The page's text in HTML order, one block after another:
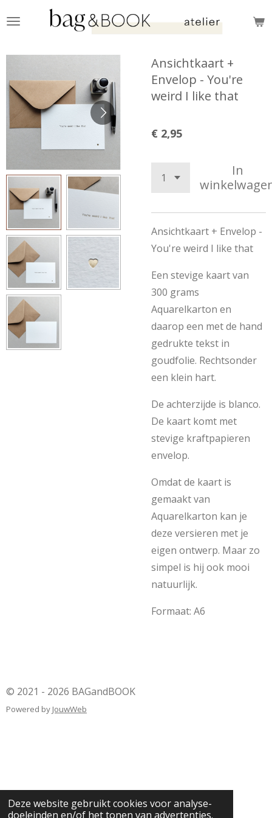
Deze website gebruikt cookies voor analyse-
doeleinden en/of het tonen van advertenties.
hoofdinhoud
Ansichtkaart +
Envelop - You're
weird I like that
€ 2,95
In
Ansichtkaart + Envelop -
You're weird I like that
Een stevige kaart van
300 grams
Aquarelkarton en
daarop een met de hand
gedrukte tekst in
goudfolie. Rechtsonder
een klein hart.
De achterzijde is blanco.
De kaart komt met
stevige kraftpapieren
envelop.
Omdat de kaart is
gemaakt van
Aquarelkarton kan je
deze versieren met je
eigen ontwerp. Maar zo
simpel is hij ook mooi
natuurlijk.
Formaat: A6
© 2021 - 2026 BAGandBOOK
Powered by JouwWeb